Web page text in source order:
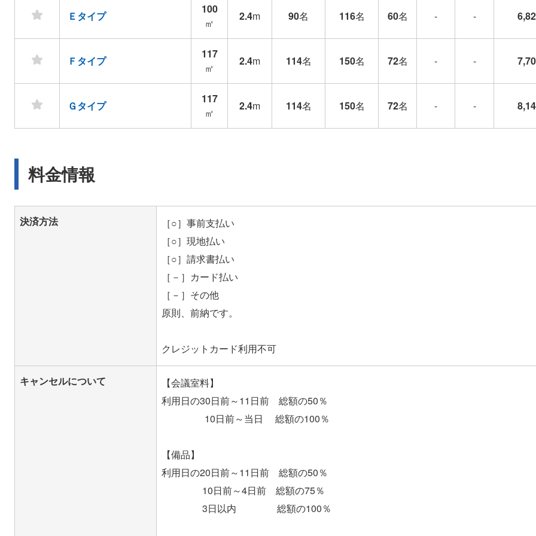
Ｅタイプ
100
㎡
2.4m 90名 116名 60名 - -
Ｆタイプ
117
㎡
2.4m 114名 150名 72名 - -
Ｇタイプ
117
㎡
2.4m 114名 150名 72名 - -
料金情報
決済方法
［○］事前支払い
［○］現地払い
［○］請求書払い
［－］カード払い
［－］その他
原則、前納です。
キャンセルについて
【会議室料】
利用日の30日前～11日前 総額の50％
10日前～当日 総額の100％
【備品】
利用日の20日前～11日前 総額の50％
10日前～4日前 総額の75％
3日以内 総額の100％